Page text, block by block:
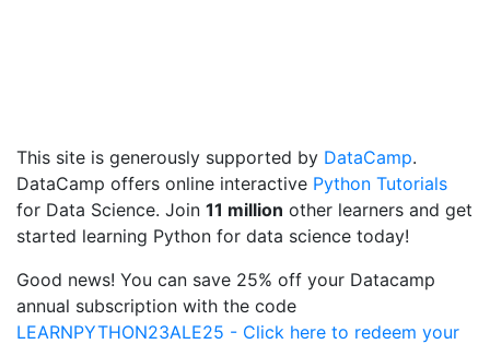
This site is generously supported by DataCamp.
DataCamp offers online interactive Python Tutorials
for Data Science. Join 11 million other learners and get
started learning Python for data science today!
Good news! You can save 25% off your Datacamp
annual subscription with the code
LEARNPYTHON23ALE25 - Click here to redeem your